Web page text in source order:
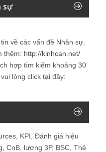
sự
về các vấn đề Nhân sự
thêm: http://kinhcan.net/
hợp tìm kiếm khoảng 30
lòng click tại đây:
KPI, Đánh giá hiệu
CnB, lương 3P, BSC, Thẻ